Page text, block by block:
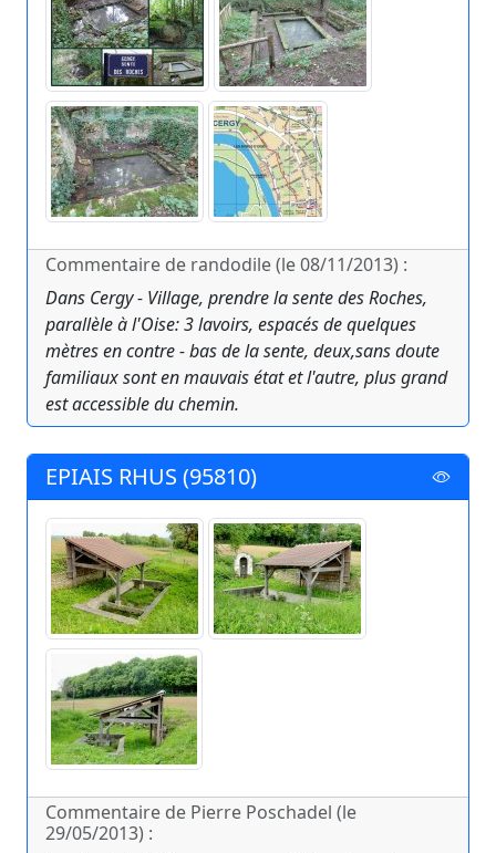
Commentaire de randodile (le 08/11/2013) :
Dans Cergy - Village, prendre la sente des Roches,
parallèle à l'Oise: 3 lavoirs, espacés de quelques
mètres en contre - bas de la sente, deux,sans doute
familiaux sont en mauvais état et l'autre, plus grand
est accessible du chemin.
EPIAIS RHUS (95810)
Commentaire de Pierre Poschadel (le
29/05/2013) :